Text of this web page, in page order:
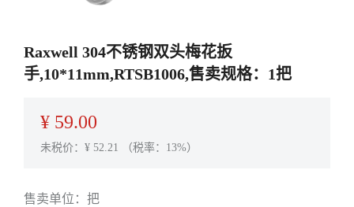
Raxwell 304不锈钢双头梅花扳
手,10*11mm,RTSB1006,售卖规格：1把
¥ 59.00
未税价：¥ 52.21 （税率：13%）
售卖单位： 把